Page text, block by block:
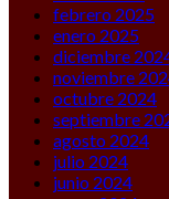
febrero 2025
enero 2025
diciembre
noviembre
octubre 2024
septiembre
agosto 2024
julio 2024
junio 2024